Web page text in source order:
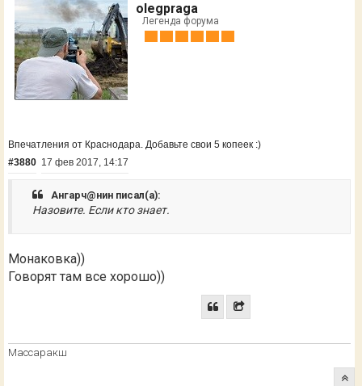
olegpraga
Легенда форума
Впечатления от Краснодара. Добавьте свои 5 копеек :)
#3880 17 фев 2017, 14:17
Ангарч@нин писал(а):
Назовите. Если кто знает.
Монаковка))
Говорят там все хорошо))
Массаракш